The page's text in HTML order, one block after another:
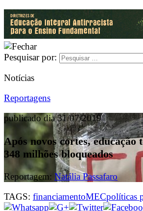
Pesquisar por:
Notícias
Reportagens
publicado dia 31/07/2019
Após novos cortes, educação
348 milhões bloqueados
Reportagem: Natália Passafaro
TAGS: financiamentoMECpolíticas